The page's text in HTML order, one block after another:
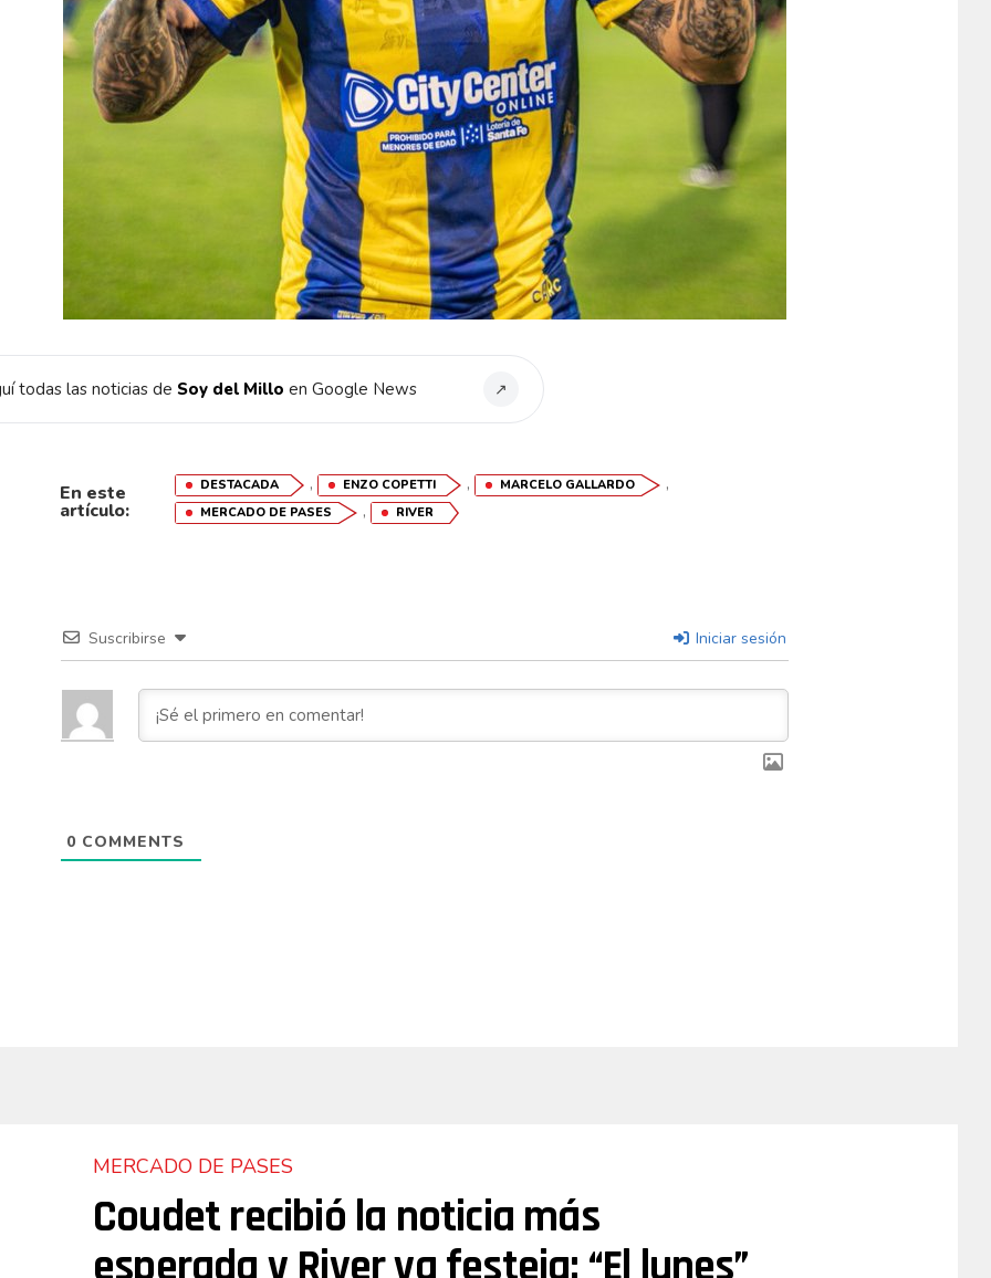
todas las noticias de Soy del Millo en Google News ↗
En este
artículo:
DESTACADA , ENZO COPETTI , MARCELO GALLARDO ,
MERCADO DE PASES , RIVER
Suscribirse Iniciar sesión
0 COMMENTS
MERCADO DE PASES
Coudet recibió la noticia más